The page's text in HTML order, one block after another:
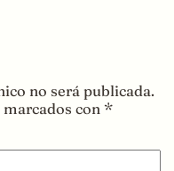
no será publicada.
con *